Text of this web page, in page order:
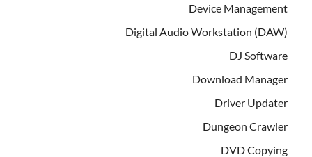
Device Management
Digital Audio Workstation (DAW)
DJ Software
Download Manager
Driver Updater
Dungeon Crawler
DVD Copying